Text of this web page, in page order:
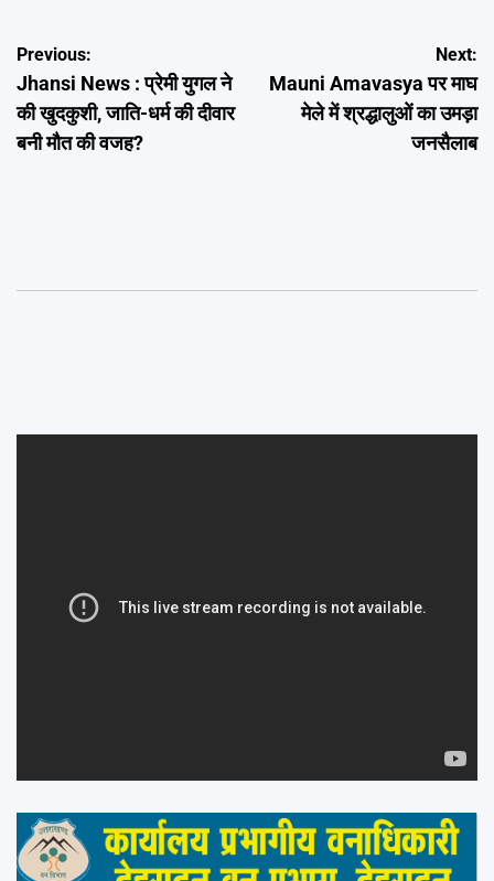
Post
navigation
Previous:
Jhansi News : प्रेमी युगल ने
की खुदकुशी, जाति-धर्म की दीवार
बनी मौत की वजह?
Next:
Mauni Amavasya पर माघ
मेले में श्रद्धालुओं का उमड़ा
जनसैलाब